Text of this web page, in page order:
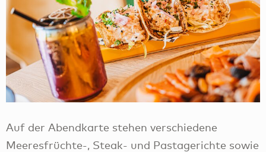
Auf der Abendkarte stehen verschiedene
Meeresfrüchte-, Steak- und Pastagerichte sowie